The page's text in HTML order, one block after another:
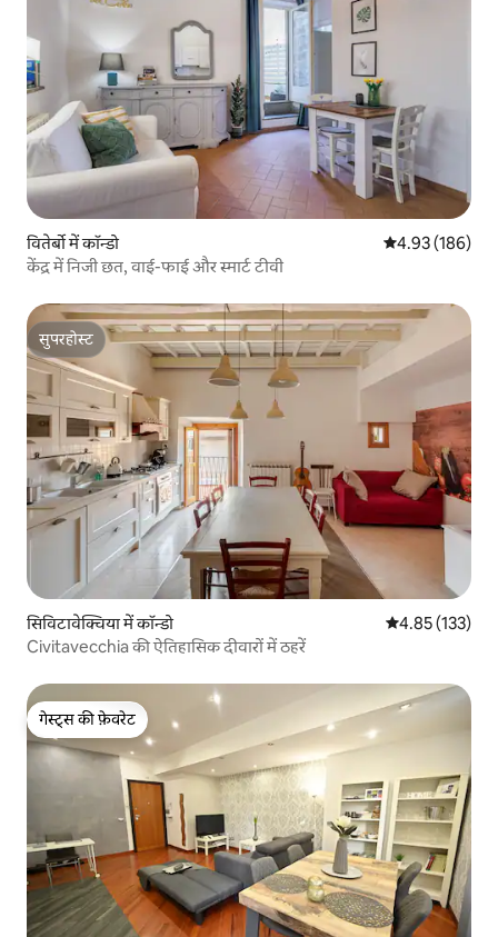
वितेर्बो में कॉन्डो औसत रेटिंग 5 में से
4.93 (186)
केंद्र में निजी छत, वाई-फाई और स्मार्ट टीवी
सुपरहोस्ट
सुपरहोस्ट
सिविटावेक्चिया में कॉन्डो औसत रेटिंग 5 में से
4.85 (133)
Civitavecchia की ऐतिहासिक दीवारों में ठहरें
गेस्ट्स की फ़ेवरेट
गेस्ट्स की फ़ेवरेट